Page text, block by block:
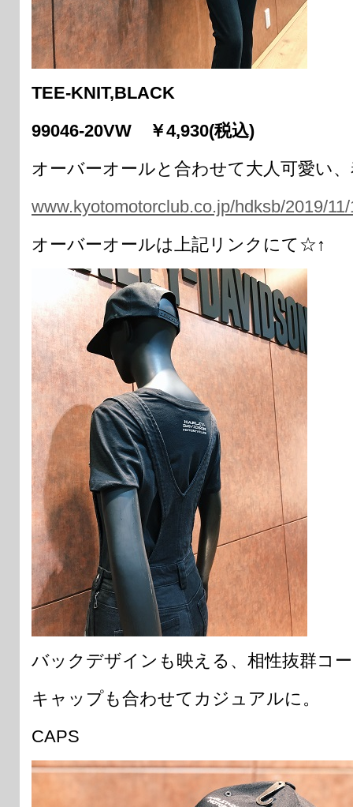
TEE-KNIT,BLACK
99046-20VW ￥4,930(税込)
オーバーオールと合わせて大人可愛い
www.kyotomotorclub.co.jp/hdksb/2019/
オーバーオールは上記リンクにて☆↑
バックデザインも映える、相性抜群コ
キャップも合わせてカジュアルに。
CAPS